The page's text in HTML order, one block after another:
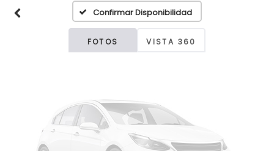
Confirmar Disponibilidad
FOTOS VISTA 360
Por favor, revise luego